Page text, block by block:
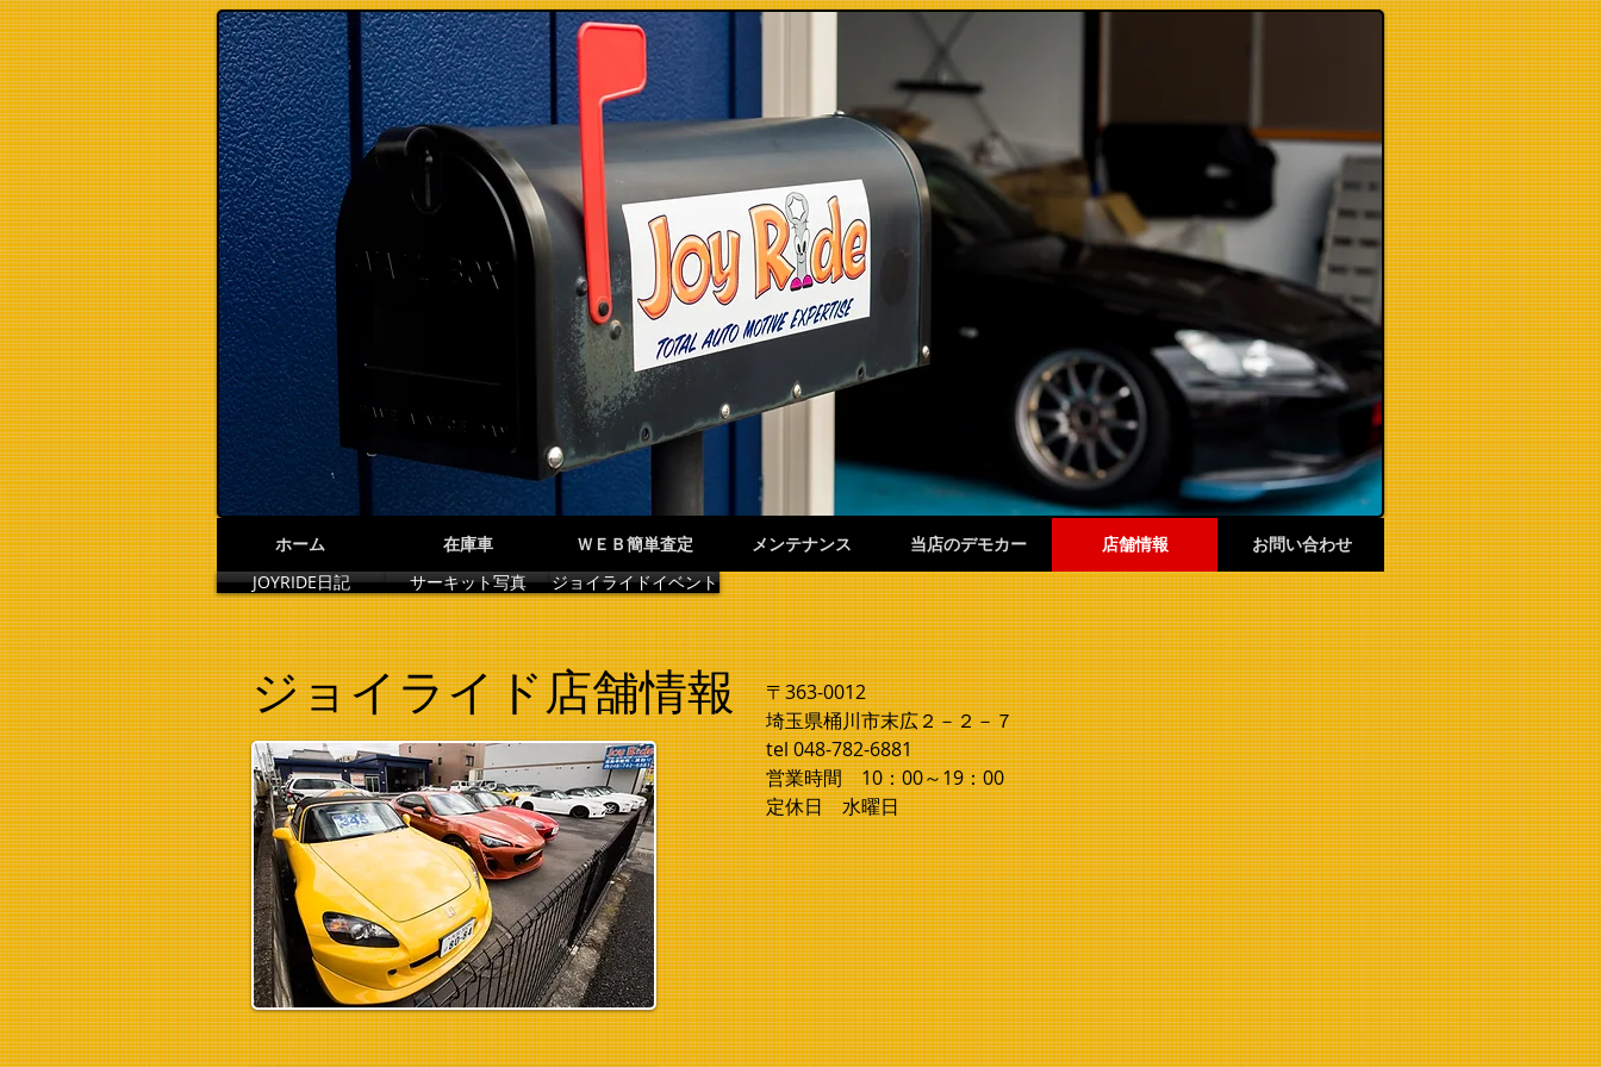
JOYRIDE日記 サーキット写真 ジョイライドイベント
ジョイライド店舗情報
〒363-0012
埼玉県桶川市末広２－２－７
tel 048-782-6881
営業時間 10：00～19：00
定休日 水曜日
ホーム 在庫車 ＷＥＢ簡単査定 メンテナンス 当店のデモカー 店舗情報 お問い合わせ